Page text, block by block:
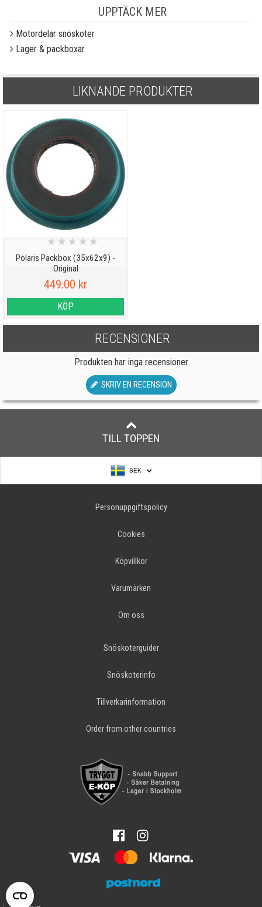
UPPTÄCK MER
Motordelar snöskoter
Lager & packboxar
LIKNANDE PRODUKTER
Polaris Packbox (35x62x9) -
Original
★ ★ ★ ★ ★
449.00 kr
KÖP
RECENSIONER
Produkten har inga recensioner
SKRIV EN RECENSION
TILL TOPPEN
SEK
Personuppgiftspolicy
Cookies
Köpvillkor
Varumärken
Om oss
Snöskoterguider
Snöskoterinfo
Tillverkarinformation
Order from other countries